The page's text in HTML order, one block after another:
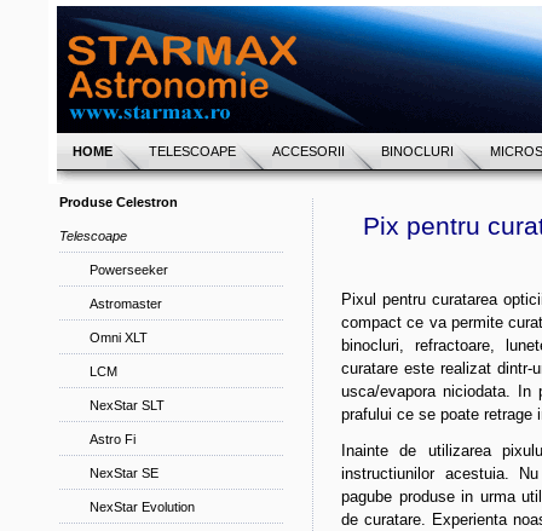
HOME TELESCOAPE ACCESORII BINOCLURI
Produse Celestron
Telescoape
Powerseeker
Astromaster
Omni XLT
LCM
NexStar SLT
Astro Fi
NexStar SE
NexStar Evolution
Pix pentru
Pixul pentru curatarea
compact ce va permite
binocluri, refractoare,
curatare este realizat
usca/evapora niciodata. In
prafului ce se poate retrage
Inainte de utilizarea
instructiunilor acestuia.
pagube produse in urma
de curatare. Experienta